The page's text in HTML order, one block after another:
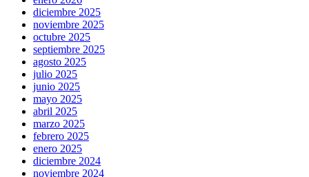
diciembre 2025
noviembre 2025
octubre 2025
septiembre 2025
agosto 2025
julio 2025
junio 2025
mayo 2025
abril 2025
marzo 2025
febrero 2025
enero 2025
diciembre 2024
noviembre 2024